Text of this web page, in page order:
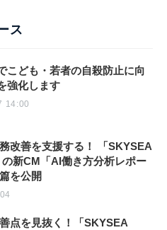
ス
こども・若者の自殺防止に向
強化します
14:00
改善を支援する！ 「SKYSEA
新CM「AI働き方分析レポー
を公開
点を見抜く！「SKYSEA